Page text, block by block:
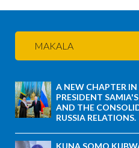
MAKALA
A NEW CHAPTER
PRESIDENT
AND THE
RUSSIA RELATIONS.
KUNA SOMO